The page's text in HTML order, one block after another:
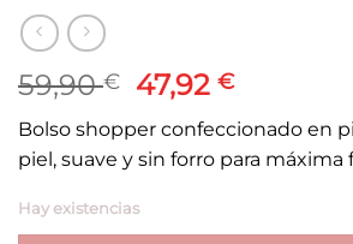
59,90€
El
precio
original
era:
59,90 €.
47,92€El
precio
actual
es:
Bolso shopper confeccionado en
piel, suave y sin forro para máxima
Hay existencias